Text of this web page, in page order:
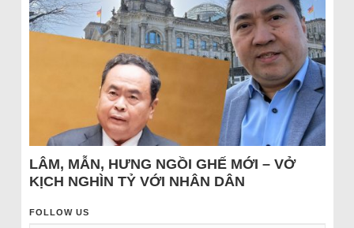
LÂM, MẪN, HƯNG NGỒI GHẾ MỚI – VỞ
KỊCH NGHÌN TỶ VỚI NHÂN DÂN
FOLLOW US